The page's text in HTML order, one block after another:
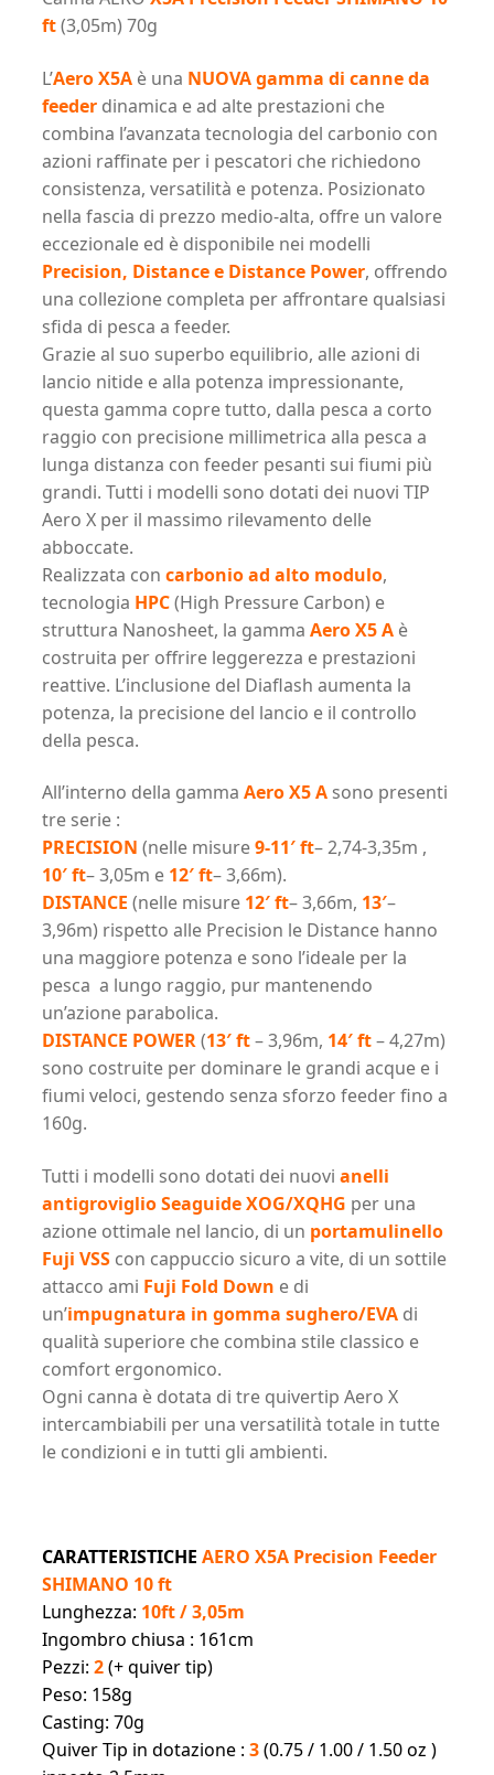
ft(3,05m) 70g
L’Aero X5Aè una NUOVA gamma di canne da
feederdinamica e ad alte prestazioni che
combina l’avanzata tecnologia del carbonio con
azioni raffinate per i pescatori che richiedono
consistenza, versatilità e potenza. Posizionato
nella fascia di prezzo medio-alta, offre un valore
eccezionale ed è disponibile nei modelli
Precision, Distance e Distance Power, offrendo
una collezione completa per affrontare qualsiasi
sfida di pesca a feeder.
Grazie al suo superbo equilibrio, alle azioni di
lancio nitide e alla potenza impressionante,
questa gamma copre tutto, dalla pesca a corto
raggio con precisione millimetrica alla pesca a
lunga distanza con feeder pesanti sui fiumi più
grandi. Tutti i modelli sono dotati dei nuovi TIP
Aero X per il massimo rilevamento delle
abboccate.
Realizzata con carbonio ad alto modulo,
tecnologia HPC(High Pressure Carbon) e
struttura Nanosheet, la gamma Aero X5 Aè
costruita per offrire leggerezza e prestazioni
reattive. L’inclusione del Diaflash aumenta la
potenza, la precisione del lancio e il controllo
della pesca.
All’interno della gamma Aero X5 A sono presenti
tre serie :
PRECISION (nelle misure9-11′ ft– 2,74-3,35m ,
10′ ft– 3,05m e 12′ ft– 3,66m).
DISTANCE (nelle misure 12′ ft– 3,66m, 13′–
3,96m) rispetto alle Precision le Distance hanno
una maggiore potenza e sono l’ideale per la
pesca a lungo raggio, pur mantenendo
un’azione parabolica.
DISTANCE POWER(13′ ft– 3,96m, 14′ ft– 4,27m)
sono costruite per dominare le grandi acque e i
fiumi veloci, gestendo senza sforzo feeder fino a
160g.
Tutti i modelli sono dotati dei nuovi anelli
antigroviglio Seaguide XOG/XQHG per una
azione ottimale nel lancio, di un portamulinello
Fuji VSS con cappuccio sicuro a vite, di un sottile
attacco ami Fuji Fold Down e di
un’impugnatura in gomma sughero/EVAdi
qualità superiore che combina stile classico e
comfort ergonomico.
Ogni canna è dotata di tre quivertip Aero X
intercambiabili per una versatilità totale in tutte
le condizioni e in tutti gli ambienti.
CARATTERISTICHE AERO X5A Precision Feeder
SHIMANO 10 ft
Lunghezza: 10ft / 3,05m
Ingombro chiusa : 161cm
Pezzi: 2(+ quiver tip)
Peso: 158g
Casting: 70g
Quiver Tip in dotazione : 3(0.75 / 1.00 / 1.50 oz )